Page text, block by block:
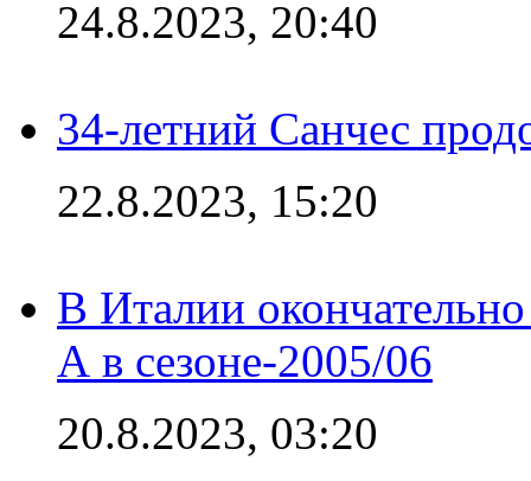
24.8.2023, 20:40
34-летний Санчес
22.8.2023, 15:20
В Италии
А в сезоне-2005/06
20.8.2023, 03:20